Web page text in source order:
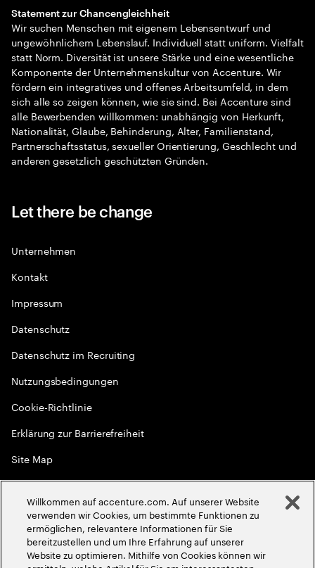
Statement zur Chancengleichheit
Wir suchen Menschen mit eigenem Lebensentwurf und
ungewöhnlichem Lebenslauf. Individuell statt uniform. Vielfalt
statt Norm. Diversität ist unsere Stärke und eine wesentliche
Komponente der Unternehmenskultur von Accenture. Wir
fördern ein integratives und offenes Arbeitsumfeld, in dem
sich alle so zeigen können, wie sie sind. Bei Accenture sind
alle Bewerbenden willkommen: unabhängig von Herkunft,
Nationalität, Glaube, Behinderung, Alter, Familienstand,
Partnerschaftsstatus, sexueller Orientierung, Geschlecht und
anderen gesetzlich geschützten Gründen.
Let there be change
Unternehmen
Kontakt
Impressum
Datenschutz
Datenschutz im Recruiting
Nutzungsbedingungen
Cookie-Richtlinie
Erklärung zur Barrierefreiheit
Site Map
Globale Meritokratie
2026Accenture. Alle Rechte vorbehalten
Willkommen auf accenture.com. Auf unserer Website
verwenden wir Cookies, um bestimmte Funktionen zu
ermöglichen, relevantere Informationen für Sie
bereitzustellen und um Ihre Erfahrung auf unserer
Website zu optimieren. Mithilfe von Cookies können wir